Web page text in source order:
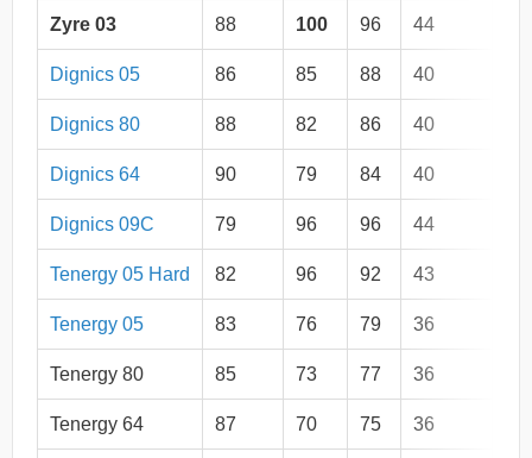
Zyre 03 88 100 96 44
Dignics 05 86 85 88 40
Dignics 80 88 82 86 40
Dignics 64 90 79 84 40
Dignics 09C 79 96 96 44
Tenergy 05 Hard 82 96 92 43
Tenergy 05 83 76 79 36
Tenergy 80 85 73 77 36
Tenergy 64 87 70 75 36